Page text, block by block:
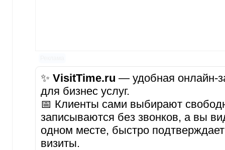
✨ VisitTime.ru — удобная онлайн-
для бизнес услуг.
📅 Клиенты сами выбирают
записываются без звонков, а вы
одном месте, быстро
визиты.